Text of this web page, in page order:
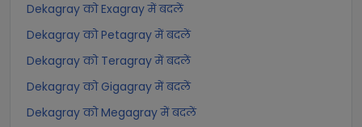
Dekagray को Exagray में बदलें
Dekagray को Petagray में बदलें
Dekagray को Teragray में बदलें
Dekagray को Gigagray में बदलें
Dekagray को Megagray में बदलें